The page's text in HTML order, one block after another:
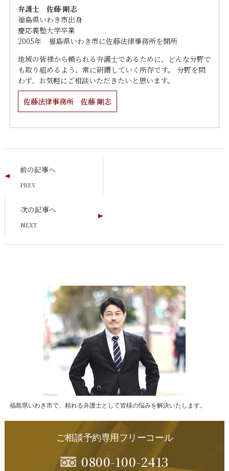
福島県いわき市で、頼れる弁護士として皆様の悩みを解決いたします。
ご相談予約専用フリーコール
0800-100-2413
弁護士 佐藤 剛志
福島県いわき市出身
慶応義塾大学卒業
2005年 福島県いわき市に佐藤法律事務所を開所
地域の皆様から頼られる弁護士であるために、どんな分野で
も取り組めるよう、常に研鑽していく所存です。 分野を問
わず、お気軽にご相談いただきたいと思います。
佐藤法律事務所 佐藤 剛志
前の記事へ
次の記事へ